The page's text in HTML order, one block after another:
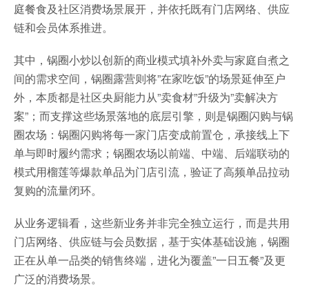
庭餐食及社区消费场景展开，并依托既有门店网络、供应
链和会员体系推进。
其中，锅圈小炒以创新的商业模式填补外卖与家庭自煮之
间的需求空间，锅圈露营则将”在家吃饭”的场景延伸至户
外，本质都是社区央厨能力从”卖食材”升级为”卖解决方
案”；而支撑这些场景落地的底层引擎，则是锅圈闪购与锅
圈农场：锅圈闪购将每一家门店变成前置仓，承接线上下
单与即时履约需求；锅圈农场以前端、中端、后端联动的
模式用榴莲等爆款单品为门店引流，验证了高频单品拉动
复购的流量闭环。
从业务逻辑看，这些新业务并非完全独立运行，而是共用
门店网络、供应链与会员数据，基于实体基础设施，锅圈
正在从单一品类的销售终端，进化为覆盖”一日五餐”及更
广泛的消费场景。